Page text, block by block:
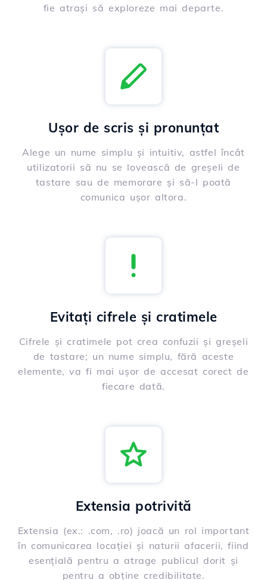
fie atrași să exploreze mai departe.
Ușor de scris și pronunțat
Alege un nume simplu și intuitiv, astfel încât
utilizatorii să nu se lovească de greșeli de
tastare sau de memorare și să-l poată
comunica ușor altora.
Evitați cifrele și cratimele
Cifrele și cratimele pot crea confuzii și greșeli
de tastare; un nume simplu, fără aceste
elemente, va fi mai ușor de accesat corect de
fiecare dată.
Extensia potrivită
Extensia (ex.: .com, .ro) joacă un rol important
în comunicarea locației și naturii afacerii, fiind
esențială pentru a atrage publicul dorit și
pentru a obține credibilitate.